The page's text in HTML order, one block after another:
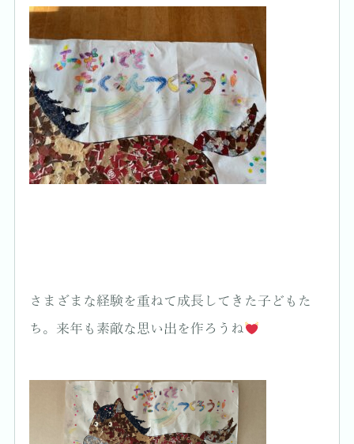
さまざまな経験を重ねて成長してきた子どもた
ち。来年も素敵な思い出を作ろうね